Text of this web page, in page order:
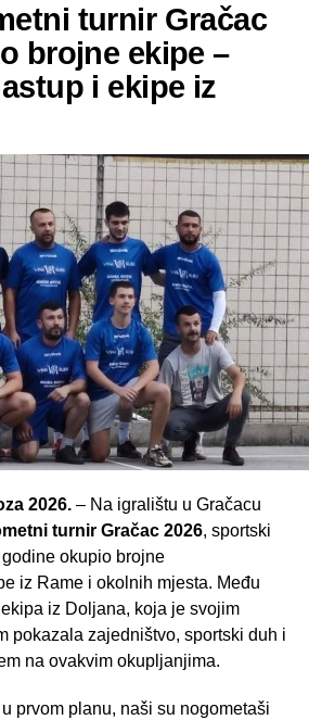
turnir Gračac
brojne ekipe –
i ekipe iz
2026.– Na igralištu u Gračacu
turnir Gračac 2026, sportski
okupio brojne
iz Rame i okolnih mjesta. Među
iz Doljana, koja je svojim
pokazala zajedništvo, sportski duh i
na ovakvim okupljanjima.
prvom planu, naši su nogometaši